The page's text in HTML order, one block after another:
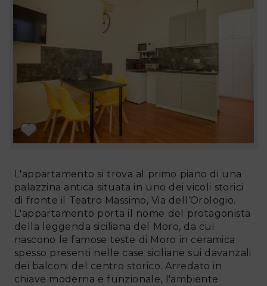
L'appartamento si trova al primo piano di una
palazzina antica situata in uno dei vicoli storici
di fronte il Teatro Massimo, Via dell’Orologio.
L'appartamento porta il nome del protagonista
della leggenda siciliana del Moro, da cui
nascono le famose teste di Moro in ceramica
spesso presenti nelle case siciliane sui davanzali
dei balconi del centro storico. Arredato in
chiave moderna e funzionale, l'ambiente